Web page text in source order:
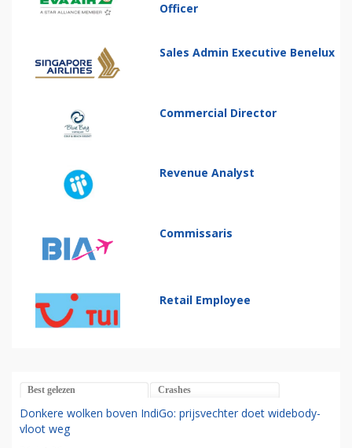
Officer
Sales Admin Executive Benelux
Commercial Director
Revenue Analyst
Commissaris
Retail Employee
Best gelezen Crashes
Donkere wolken boven IndiGo: prijsvechter doet widebody-
vloot weg